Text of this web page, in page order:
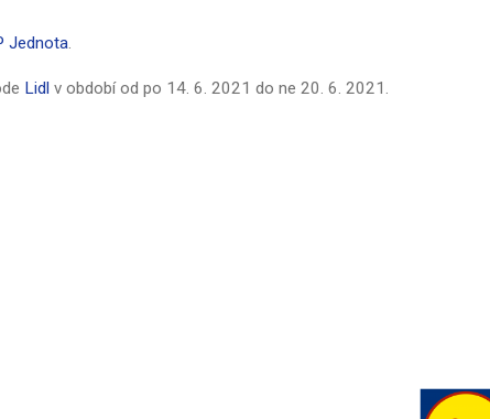
Jednota.
Lidl v období od po 14. 6. 2021 do ne 20. 6. 2021 .